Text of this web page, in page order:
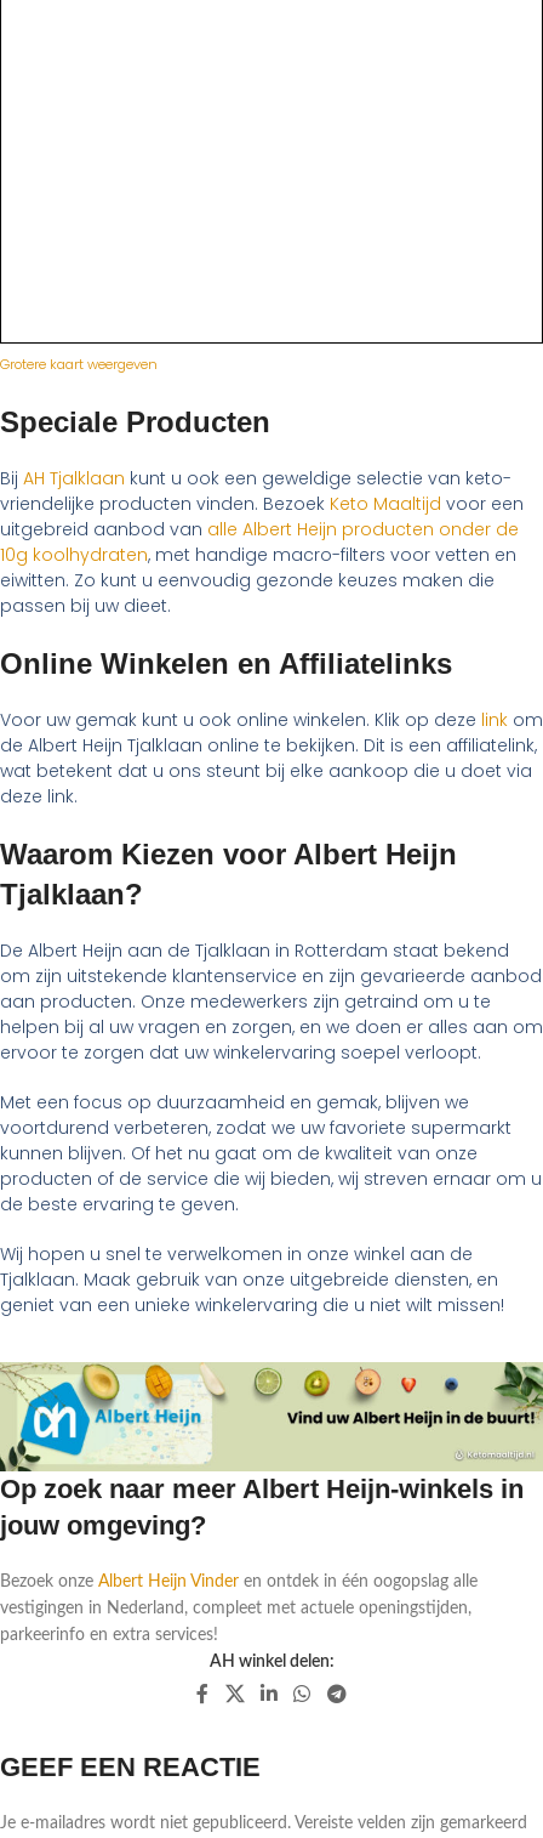
Grotere kaart weergeven
Speciale Producten
Bij AH Tjalklaan kunt u ook een geweldige selectie van keto-
vriendelijke producten vinden. Bezoek Keto Maaltijd voor een
uitgebreid aanbod van alle Albert Heijn producten onder de
10g koolhydraten, met handige macro-filters voor vetten en
eiwitten. Zo kunt u eenvoudig gezonde keuzes maken die
passen bij uw dieet.
Online Winkelen en Affiliatelinks
Voor uw gemak kunt u ook online winkelen. Klik op deze link om
de Albert Heijn Tjalklaan online te bekijken. Dit is een affiliatelink,
wat betekent dat u ons steunt bij elke aankoop die u doet via
deze link.
Waarom Kiezen voor Albert Heijn
Tjalklaan?
De Albert Heijn aan de Tjalklaan in Rotterdam staat bekend
om zijn uitstekende klantenservice en zijn gevarieerde aanbod
aan producten. Onze medewerkers zijn getraind om u te
helpen bij al uw vragen en zorgen, en we doen er alles aan om
ervoor te zorgen dat uw winkelervaring soepel verloopt.
Met een focus op duurzaamheid en gemak, blijven we
voortdurend verbeteren, zodat we uw favoriete supermarkt
kunnen blijven. Of het nu gaat om de kwaliteit van onze
producten of de service die wij bieden, wij streven ernaar om u
de beste ervaring te geven.
Wij hopen u snel te verwelkomen in onze winkel aan de
Tjalklaan. Maak gebruik van onze uitgebreide diensten, en
geniet van een unieke winkelervaring die u niet wilt missen!
Op zoek naar meer Albert Heijn-winkels in
jouw omgeving?
Bezoek onze Albert Heijn Vinder en ontdek in één oogopslag alle
vestigingen in Nederland, compleet met actuele openingstijden,
parkeerinfo en extra services!
AH winkel delen:
GEEF EEN REACTIE
Je e-mailadres wordt niet gepubliceerd. Vereiste velden zijn gemarkeerd